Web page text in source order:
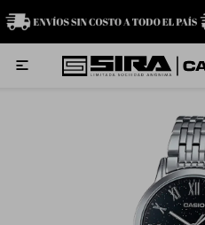

Relojes Servicio técnico